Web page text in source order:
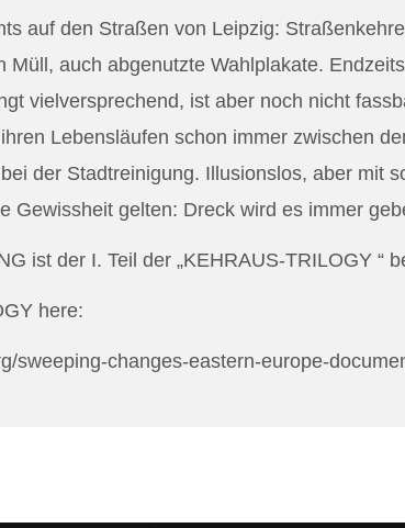
auf den Straßen von Leipzig:
Müll, auch abgenutzte Wahlplakate.
vielversprechend, ist aber noch nicht
Lebensläufen schon immer zwischen
der Stadtreinigung. Illusionslos, aber mit
Gewissheit gelten: Dreck wird es immer
ist der I. Teil der „KEHRAUS-TRILOGY “
here:
sweeping-changes-eastern-europe-